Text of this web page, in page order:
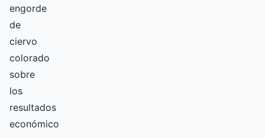
engorde
de
ciervo
colorado
sobre
los
resultados
económico